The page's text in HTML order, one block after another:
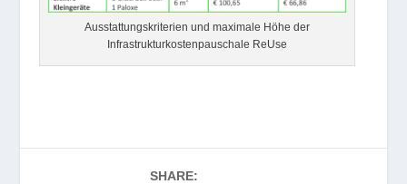
Ausstattungskriterien und maximale Höhe der
Infrastrukturkostenpauschale ReUse
SHARE: